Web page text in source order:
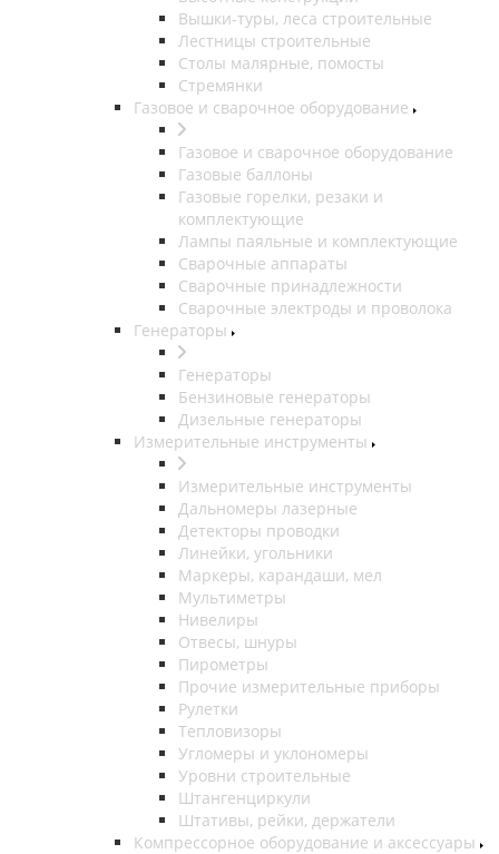
Вышки-туры, леса строительные
Лестницы строительные
Столы малярные, помосты
Стремянки
Газовое и сварочное оборудование
Газовое и сварочное оборудование
Газовые баллоны
Газовые горелки, резаки и
комплектующие
Лампы паяльные и комплектующие
Сварочные аппараты
Сварочные принадлежности
Сварочные электроды и проволока
Генераторы
Генераторы
Бензиновые генераторы
Дизельные генераторы
Измерительные инструменты
Измерительные инструменты
Дальномеры лазерные
Детекторы проводки
Линейки, угольники
Маркеры, карандаши, мел
Мультиметры
Нивелиры
Отвесы, шнуры
Пирометры
Прочие измерительные приборы
Рулетки
Тепловизоры
Угломеры и уклономеры
Уровни строительные
Штангенциркули
Штативы, рейки, держатели
Компрессорное оборудование и аксессуары